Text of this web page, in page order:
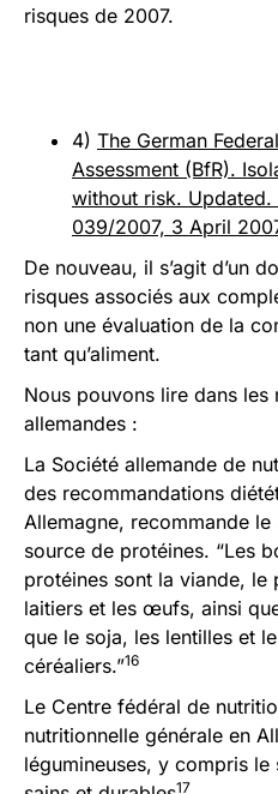
risques de 2007.
4) The German
Assessment (BfR).
without risk. Updated.
039/2007, 3 April
De nouveau, il s’agit d’un
risques associés aux
non une évaluation de la
tant qu’aliment.
Nous pouvons lire dans les
allemandes :
La Société allemande de
des recommandations
Allemagne, recommande
source de protéines. “Les
protéines sont la viande, le
laitiers et les œufs, ainsi
que le soja, les lentilles et
céréaliers.”16
Le Centre fédéral de
nutritionnelle générale en
légumineuses, y compris
17